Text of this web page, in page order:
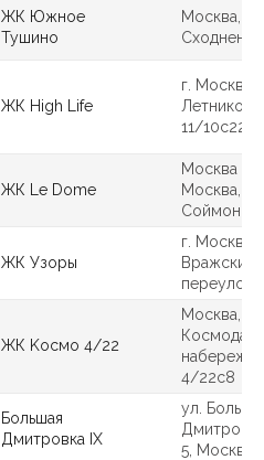
ЖК Южное
Тушино
Москва, ул
ЖК High Life
г. Москва,
11/10с22
ЖК Le Dome
Москва
Москва,
ЖК Узоры
г. Москва,
Вражский
переулок,
ЖК Koсмо 4/22
Москва,
4/22с8
Большая
Дмитровка IX
ул.
5, Москва